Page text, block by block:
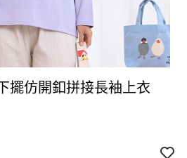
擺仿開釦拼接長袖上衣